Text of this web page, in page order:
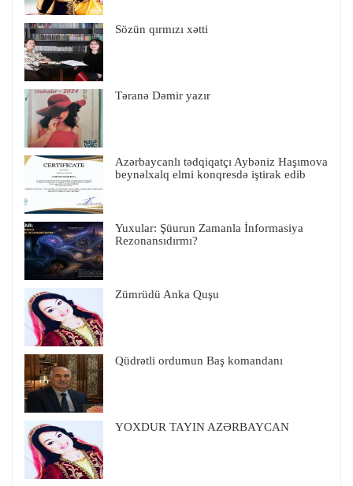
Sözün qırmızı xətti
Təranə Dəmir yazır
Azərbaycanlı tədqiqatçı Aybəniz Haşımova
beynəlxalq elmi konqresdə iştirak edib
Yuxular: Şüurun Zamanla İnformasiya
Rezonansıdırmı?
Zümrüdü Anka Quşu
Qüdrətli ordumun Baş komandanı
YOXDUR TAYIN AZƏRBAYCAN